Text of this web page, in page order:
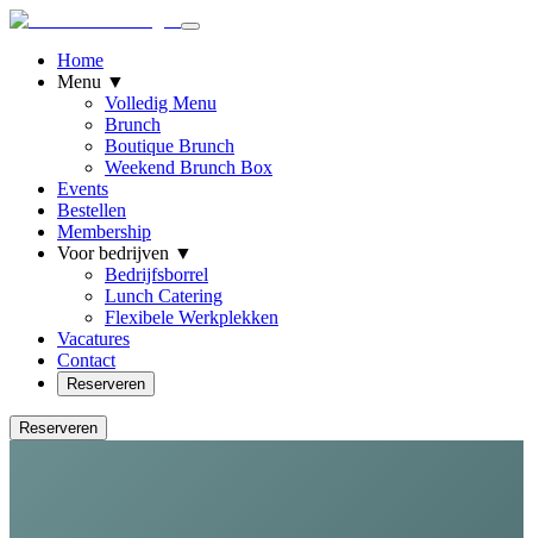
Home
Menu ▼
Volledig Menu
Brunch
Boutique Brunch
Weekend Brunch Box
Events
Bestellen
Membership
Voor bedrijven ▼
Bedrijfsborrel
Lunch Catering
Flexibele Werkplekken
Vacatures
Contact
Reserveren
Reserveren